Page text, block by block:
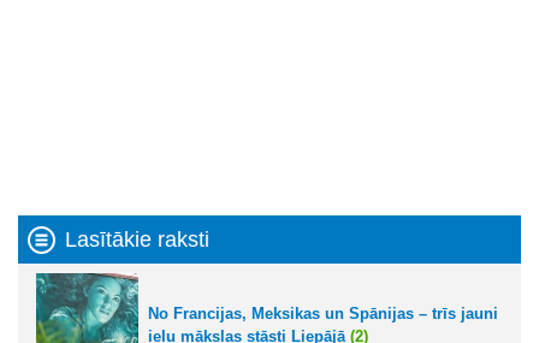
Lasītākie raksti
No Francijas, Meksikas un Spānijas – trīs jauni
ielu mākslas stāsti Liepājā (2)